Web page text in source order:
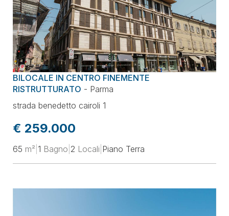
BILOCALE IN CENTRO FINEMENTE
RISTRUTTURATO - Parma
strada benedetto cairoli 1
€ 259.000
65 m² 1 Bagno 2 Locali Piano Terra